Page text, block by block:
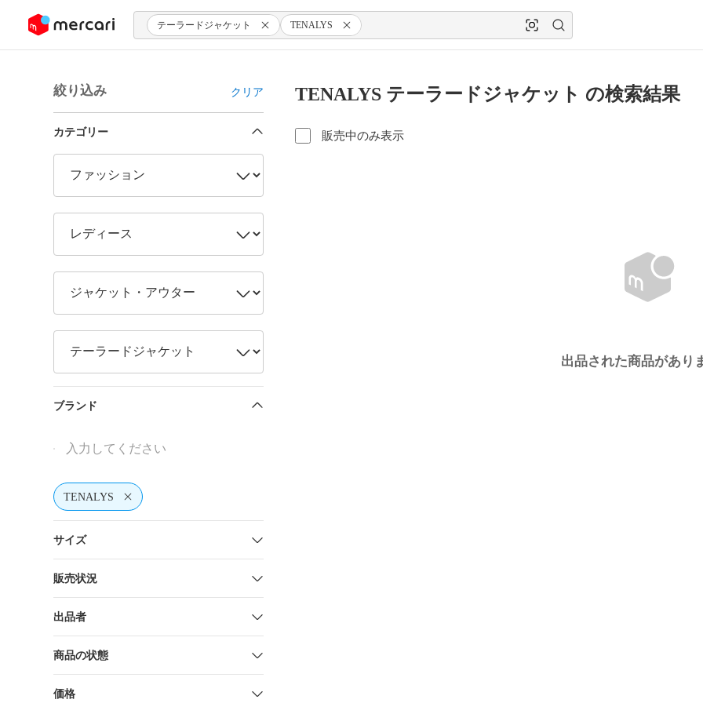
ツにスキップ テーラードジャケット TENALYS
絞り込み クリア
カテゴリー
ブランド
TENALYS
サイズ
販売状況
出品者
商品の状態
価格
TENALYS テーラードジャケット の検索結果
販売中のみ表示
出品された商品があり